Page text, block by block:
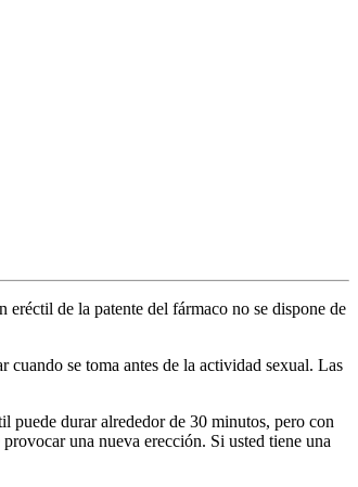
de la patente del fármaco no se dispone de
cuando se toma antes de la actividad sexual. Las
puede durar alrededor de 30 minutos, pero con
una nueva erección. Si usted tiene una